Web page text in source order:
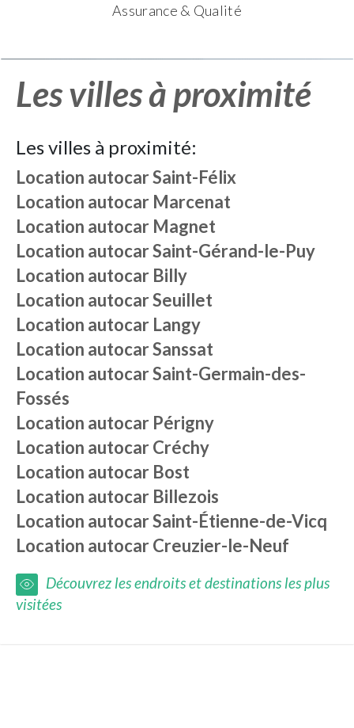
Assurance & Qualité
Les villes à proximité
Les villes à proximité:
Location autocarSaint-Félix
Location autocar Marcenat
Location autocar Magnet
Location autocarSaint-Gérand-le-Puy
Location autocar Billy
Location autocarSeuillet
Location autocar Langy
Location autocarSanssat
Location autocarSaint-Germain-des-
Fossés
Location autocar Périgny
Location autocarCréchy
Location autocar Bost
Location autocar Billezois
Location autocarSaint-Étienne-de-Vicq
Location autocarCreuzier-le-Neuf
Découvrez les endroits et destinations les plus
visitées